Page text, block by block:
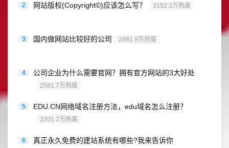
2 网站版权(Copyright©)应该怎么写？ 3152.3万热度
3 国内做网站比较好的公司 2881.9万热度
4 公司企业为什么需要官网？拥有官方网站的3大好处
2581.7万热度
5 EDU.CN网络域名注册方法，edu域名怎么注册？
2201.2万热度
6 真正永久免费的建站系统有哪些?我来告诉你